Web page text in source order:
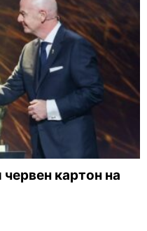
картон на